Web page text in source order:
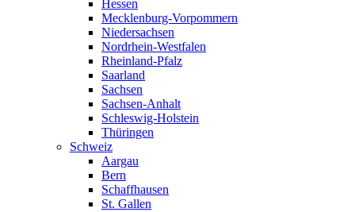
Hessen
Mecklenburg-Vorpommern
Niedersachsen
Nordrhein-Westfalen
Rheinland-Pfalz
Saarland
Sachsen
Sachsen-Anhalt
Schleswig-Holstein
Thüringen
Schweiz
Aargau
Bern
Schaffhausen
St. Gallen